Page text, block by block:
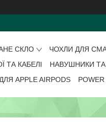
СКЛО ЧОХЛИ ДЛЯ
ТА КАБЕЛІ
НАВУШНИКИ ТА
APPLE AIRPODS